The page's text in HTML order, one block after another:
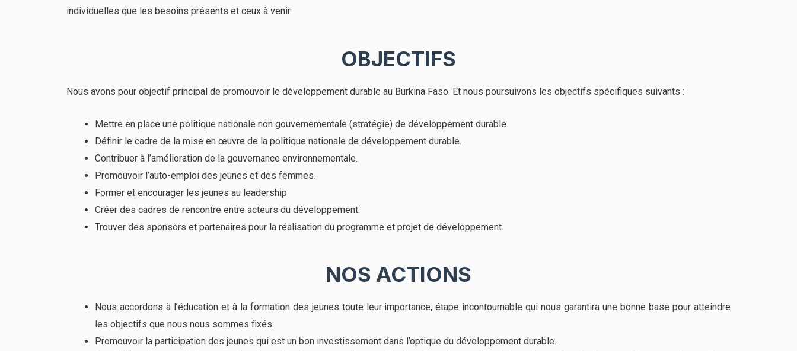
individuelles que les besoins présents et ceux à venir.
OBJECTIFS
Nous avons pour objectif principal de promouvoir le développement durable au Burkina Faso. Et nous poursuivons les objectifs spécifiques suivants :
Mettre en place une politique nationale non gouvernementale (stratégie) de développement durable
Définir le cadre de la mise en œuvre de la politique nationale de développement durable.
Contribuer à l’amélioration de la gouvernance environnementale.
Promouvoir l’auto-emploi des jeunes et des femmes.
Former et encourager les jeunes au leadership
Créer des cadres de rencontre entre acteurs du développement.
Trouver des sponsors et partenaires pour la réalisation du programme et projet de développement.
NOS ACTIONS
Nous accordons à l’éducation et à la formation des jeunes toute leur importance, étape incontournable qui nous garantira une bonne base pour atteindre
les objectifs que nous nous sommes fixés.
Promouvoir la participation des jeunes qui est un bon investissement dans l’optique du développement durable.